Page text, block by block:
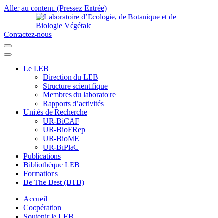
Aller au contenu (Pressez Entrée)
Contactez-nous
Le LEB
Direction du LEB
Structure scientifique
Membres du laboratoire
Rapports d’activités
Unités de Recherche
UR-BiCAF
UR-BioERep
UR-BioME
UR-BiPlaC
Publications
Bibliothèque LEB
Formations
Be The Best (BTB)
Accueil
Coopération
Soutenir le LEB